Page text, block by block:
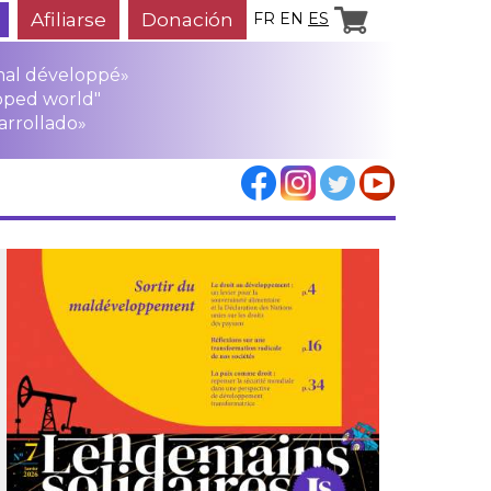
Afiliarse Donación FR EN ES
développé»
world"